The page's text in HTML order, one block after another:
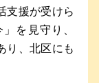
支援が受けら
を見守り、
り、北区にも